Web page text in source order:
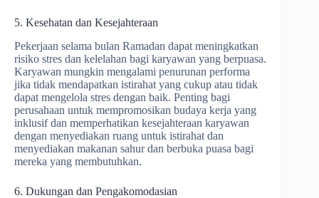
5. Kesehatan dan Kesejahteraan
Pekerjaan selama bulan Ramadan dapat meningkatkan
risiko stres dan kelelahan bagi karyawan yang berpuasa.
Karyawan mungkin mengalami penurunan performa
jika tidak mendapatkan istirahat yang cukup atau tidak
dapat mengelola stres dengan baik. Penting bagi
perusahaan untuk mempromosikan budaya kerja yang
inklusif dan memperhatikan kesejahteraan karyawan
dengan menyediakan ruang untuk istirahat dan
menyediakan makanan sahur dan berbuka puasa bagi
mereka yang membutuhkan.
6. Dukungan dan Pengakomodasian